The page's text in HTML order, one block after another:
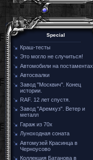
Special
Краш-тесты
Это могло не случиться!
Автомобили на постаментах
Автосвалки
Завод "Москвич". Конец
истории.
RAF. 12 лет спустя.
Завод "Аремкуз". Ветер и
металл
Гараж из 70х
Луноходная соната
Автомузей Красинца в
Черноусово
Коллекция Батанова в